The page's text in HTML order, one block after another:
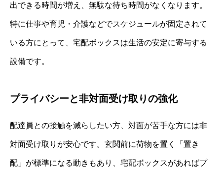
出できる時間が増え、無駄な待ち時間がなくなります。
特に仕事や育児・介護などでスケジュールが固定されて
いる方にとって、宅配ボックスは生活の安定に寄与する
設備です。
プライバシーと非対面受け取りの強化
配達員との接触を減らしたい方、対面が苦手な方には非
対面受け取りが安心です。玄関前に荷物を置く「置き
配」が標準になる動きもあり、宅配ボックスがあればプ